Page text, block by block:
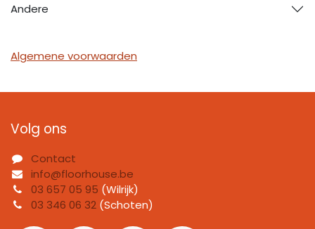
Andere
Algemene voorwaarden
Volg ons
Contact
info@floorhouse.be
03 657 05 95 (Wilrijk)
03 346 06 32 (Schoten)